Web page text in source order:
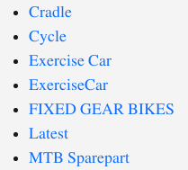
Cradle
Cycle
Exercise Car
ExerciseCar
FIXED GEAR BIKES
Latest
MTB Sparepart